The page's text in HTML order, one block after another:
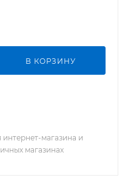
В КОРЗИНУ
магазина и
магазинах